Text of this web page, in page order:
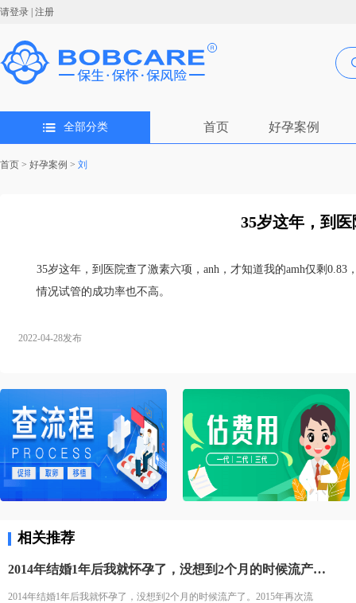
请登录 | 注册
全部分类 首页 好孕案例
首页 > 好孕案例 > 刘
35岁这年，到
35岁这年，到医院查了激素六项，anh，才知道我的amh仅剩
情况试管的成功率也不高。
2022-04-28发布
相关推荐
2014年结婚1年后我就怀孕了，没想到2个月的时候流产了。2015年再次流产，宝宝只有3个月。2016年，好不容易又怀孕了，却被诊断出了宫外孕。接下来的2年，一直没有怀孕的音信。 不知道为什么命运要一直这样折磨我，万般无奈下，我踏上了试管的旅途。 我拉着老公来到了郑大三附院的生殖中心。 初步问诊，医生给了我一叠厚厚的检查单。我按照检查单并对照着手上的纸张，一个窗口一个窗口的去检查了。这样检查的日子，一直持续了一个月，所有检查结果才凑齐。
2014年结婚1年后我就怀孕了，没想到2个月的时候流产了。2015年再次流